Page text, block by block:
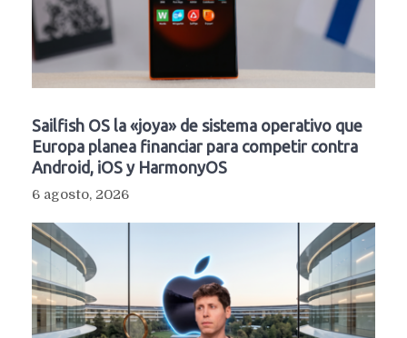
Sailfish OS la «joya» de sistema operativo que
Europa planea financiar para competir contra
Android, iOS y HarmonyOS
6 agosto, 2026